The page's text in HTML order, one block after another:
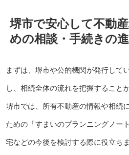
堺市で安心して不動
めの相談・手続きの
まずは、堺市や公的機関が発行して
し、相続全体の流れを把握すること
堺市では、所有不動産の情報や相続
ための「すまいのプランニングノー
宅などの今後を検討する際に役立ちま